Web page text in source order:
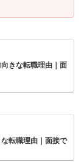
向きな転職理由｜面
な転職理由｜面接で